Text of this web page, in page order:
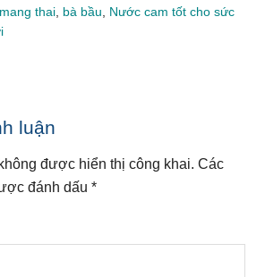
thai bà bầu
Nước cam tốt cho sức
luận
được hiển thị công khai. Các
đánh dấu*